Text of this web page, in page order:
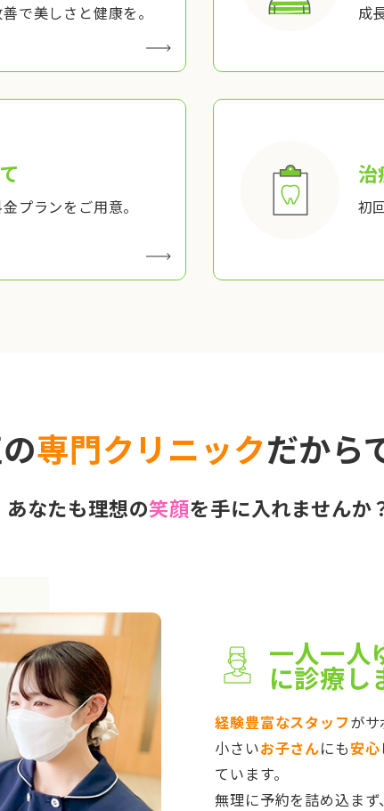
で美しさと健康を。 成
プランをご用意。 初
専門クリニックだから
あなたも理想の笑顔を手に入れませんか
一人一人
に診療し
経験豊富なスタッフがサ
小さいお子さんにも安心
ています。
無理に予約を詰め込ま